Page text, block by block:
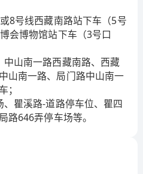
等3个国家重点学科，口腔
科。骨科、口腔颌面外科、
腔修复科、眼科、整复外
病科、介入科、耳鼻咽喉头
专科；上海市临床重点专科8
科”1项；上海市教委“高峰高
口腔医学、整复外科与组织
重点学科；口腔病、整复外
学研究中心；上海市口腔疾
8号线西藏南路站下车（5号
会博物馆站下车（3号口
中山南一路西藏南路、西藏
山南一路、局门路中山南一
；
、瞿溪路-道路停车位、瞿四
路646弄停车场等。